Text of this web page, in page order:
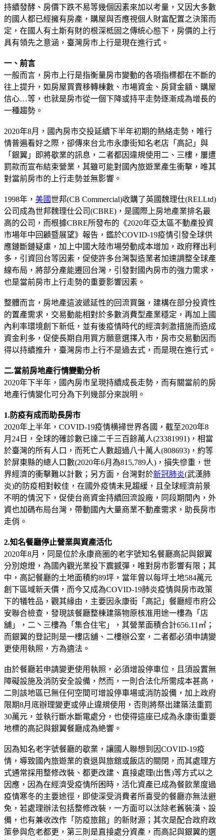
持續發酵、房價下跌不易等幾個因素來加以考量，又因大多數
的國人都已經擁有房產，購屋與否應視個人財富配置之決策而
定，在國人有土斯有財的根深柢固之傳統心態下，房價的上行
具有領先之意涵，臺灣房市上行是現在進行式。
一、前言
一般而言，房市上行是指衡量房市變動的各項指標都在不斷的
往上提升，如房屋買賣移轉棟數、市場資金、房貸金額、購屋
信心…等，也就是房市從一個下降或持平走勢逐漸成為增長的
一種趨勢。
2020年8月，國內房市交投延續下半年初期的熱絡走勢，唯行
情普遍看好之際，卻傳來台北市永康街知名老店「高記」與
「銀翼」即將歇業的訊息，二者都因違規使用二、三樓，屢遭
罰款而宣布結束營業，其雖可能對國內旅遊業產生衝擊，唯其
對當前房市的上行走勢並無影響。
1998年， 美國世邦(CB Commercial)收購了英國魏理仕(RELLtd)
公司成為世邦魏理仕公司(CBRE)，是國際上房地產業排名最
高的公司，而根據CBRE所發布的《2020年亞太區不動產投資
市場年中回顧暨展望》報告，鑑於COVID-19疫情引發全球供
應鏈斷鏈疑慮，加上中國大陸市場勞動成本增加，政府釋出利
多，引資回台等因素，促使許多台灣製造業者加速調整全球產
線布局，將部分產能遷回台灣，引發對國內房市的強力需求，
也是當前房市上行走勢的重要影響因素。
整體而言，房地產這波遞延性的回流買盤，建構在部分投資性
的置產需求，交易動能相對於多數消費型產業穩定，再加上國
內利率環境創下新低，並有後疫情時代的經濟刺激措施而造成
資金利多，促使長期自用買方願意選擇入市，房市交易動因而
得以持續推升，臺灣房市上行不是過去式，而是現在進行式。
二.當前房地產行情變動分析
2020年下半年，國內房市呈現持續成長走勢，而有關當前的房
地產行情變化可分為下列幾部分來說明。
1.防疫有成而助長房市
2020年上半年，COVID-19疫情横掃世界各國，截至2020年8
月24日，全球的確診數已達二千三百餘萬人(23381991)，相當
於臺灣的所有人口，而死亡人數超過八十萬人(808693)，約等
於屏東縣的總人口數(2020年6月為815,789人)，損失慘重，世
界經濟的衝擊難以計數；另方面，台灣對於新冠肺炎(武漢肺
炎)的防疫相對較佳，在國外疫情未見趨緩，且全球經濟前景
不明的情況下，促使台商資金持續回流設廠，同段期間內，外
資也加碼布局台灣，帶動國內大量商業不動產需求，助長房市
走俏。
2.知名餐廳停止營業與資產活化
2020年8月，同是位於永康商圈的老字號知名餐廳高記與銀翼
分別熄燈，為國內觀光業投下震撼彈，唯對房市影響有限；其
中，高記餐廳的土地面積約89坪，當年曾以每坪土地584萬元
創下區域新天價，而今又成為COVID-19肺炎疫情與房市政策
下的犠牲品，觀其緣由，主要因永康街「高記」餐廳經市府公
安聯合檢查，發現該餐廳整棟建築物原核准用途一樓為「店
舖」，二丶三樓為「集合住宅」，其營業面積合計656.11㎡；
而銀翼的登記則是一樓店舖、二樓辦公室，二者都必須申請變
更使用執照，方為適法。
由於餐廳若申請變更使用執照，必須增設停車位，且須設置無
障礙設施及消防安全設備，然而，一則合法化所需成本甚高，
二則該地區已無任何空間可增設停車場或消防設備，加上政府
限期8月底辦理變更或停止違規使用，否則將祭出建築法重罰
30萬元，並執行斷水斷電處分，也使得這座已成為永康街重要
地標的高記與銀翼餐廳成為絶響。
因為知名老字號餐廳的歇業，讓國人聯想到因COVID-19疫
情，導致國內旅遊業的衰退與旅舘或飯店的關閉，而其處理方
式通常採用整修改裝、都更改建、直接處理(出售)等方式以之
因應，因為在經濟受疫情所困時，活化資產已成為餐飲業度過
疫情寒冬的主要途徑，即使深受消費者所喜受的餐廳亦無法避
免，若處理辦法包括整修改裝，一方面可以汰除老舊裝潢、設
備，也有兼收改作「防疫旅館」的新財源；其次是配合政府政
策參與危老都更，第三則是直接處分資產，而高記與銀翼的選